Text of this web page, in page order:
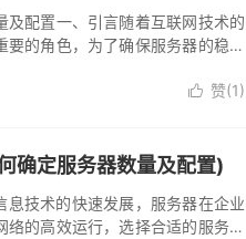
配置一、引言随着互联网技术的
的角色，为了确保服务器的稳定
何根据需求选择合适的服务器数
 赞(1)
确定服务器数量及配置)
技术的快速发展，服务器在企业
的高效运行，选择合适的服务器